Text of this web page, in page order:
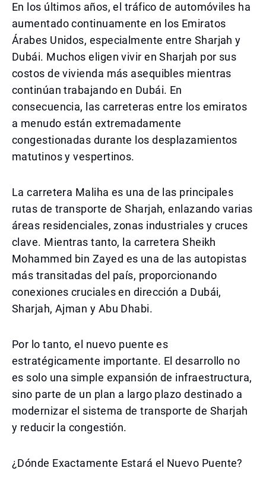
En los últimos años, el tráfico de automóviles ha
aumentado continuamente en los Emiratos
Árabes Unidos, especialmente entre Sharjah y
Dubái. Muchos eligen vivir en Sharjah por sus
costos de vivienda más asequibles mientras
continúan trabajando en Dubái. En
consecuencia, las carreteras entre los emiratos
a menudo están extremadamente
congestionadas durante los desplazamientos
matutinos y vespertinos.
La carretera Maliha es una de las principales
rutas de transporte de Sharjah, enlazando varias
áreas residenciales, zonas industriales y cruces
clave. Mientras tanto, la carretera Sheikh
Mohammed bin Zayed es una de las autopistas
más transitadas del país, proporcionando
conexiones cruciales en dirección a Dubái,
Sharjah, Ajman y Abu Dhabi.
Por lo tanto, el nuevo puente es
estratégicamente importante. El desarrollo no
es solo una simple expansión de infraestructura,
sino parte de un plan a largo plazo destinado a
modernizar el sistema de transporte de Sharjah
y reducir la congestión.
¿Dónde Exactamente Estará el Nuevo Puente?